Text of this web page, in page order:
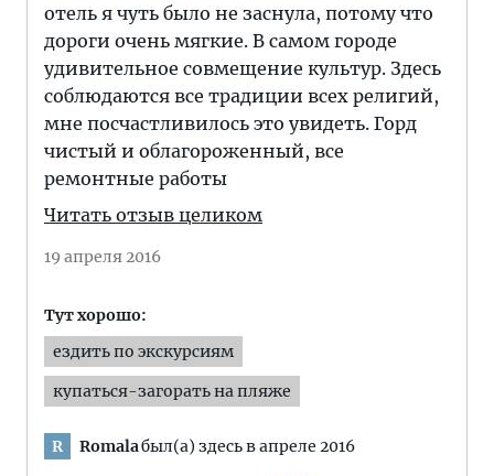
отель я чуть было не заснула, потому что
дороги очень мягкие. В самом городе
удивительное совмещение культур. Здесь
соблюдаются все традиции всех религий,
мне посчастливилось это увидеть. Горд
чистый и облагороженный, все
ремонтные работы
Читать отзыв целиком
19 апреля 2016
Тут хорошо:
ездить по экскурсиям
купаться-загорать на пляже
R Romalaбыл(а) здесь в апреле 2016